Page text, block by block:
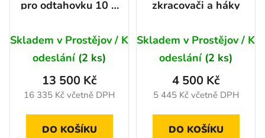
pro odtahovku 10 t,
Skladem v Prostějov / K
odeslání (2 ks)
16 335 Kč včetně DPH
13 500 Kč
DO KOŠÍKU
zkracovači a háky
Skladem v Prostějov / K
odeslání (2 ks)
5 445 Kč včetně DPH
4 500 Kč
DO KOŠÍKU